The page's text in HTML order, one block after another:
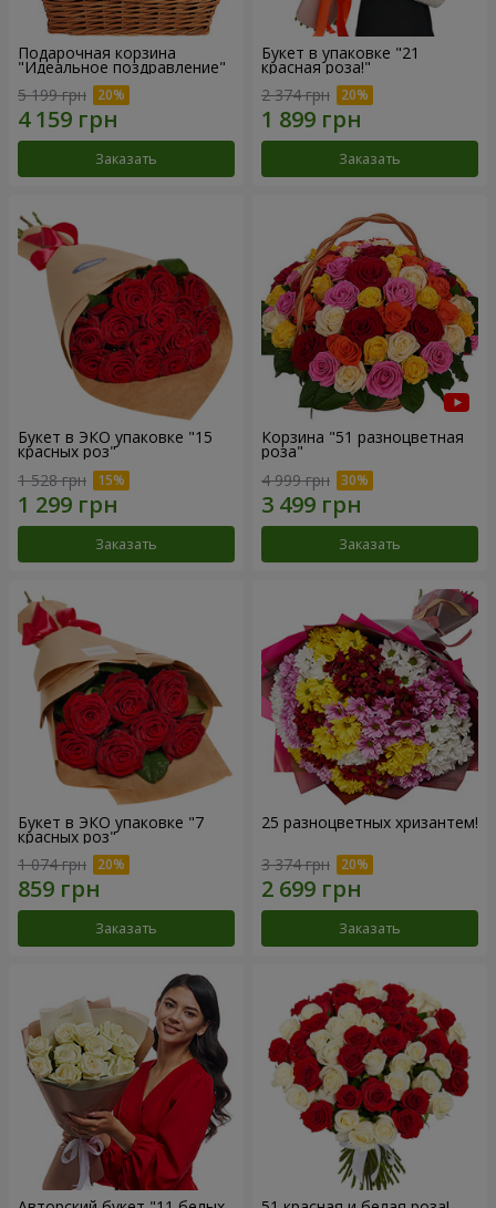
Подарочная корзина
"Идеальное поздравление"
5 199 грн
Заказать
Букет в упаковке "21
красная роза!"
2 374 грн
Заказать
Букет в ЭКО упаковке "15
красных роз"
1 528 грн
Заказать
Корзина "51 разноцветная
роза"
4 999 грн
Заказать
Букет в ЭКО упаковке "7
красных роз"
1 074 грн
Заказать
25 разноцветных хризантем!
3 374 грн
Заказать